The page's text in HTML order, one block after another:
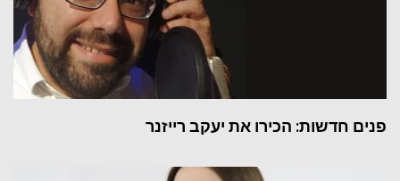
פנים חדשות: הכירו את יעקב רייזנר